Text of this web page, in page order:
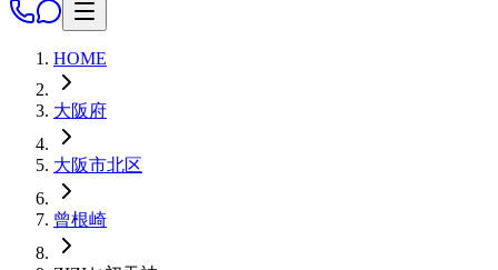
HOME
大阪府
大阪市北区
曾根崎